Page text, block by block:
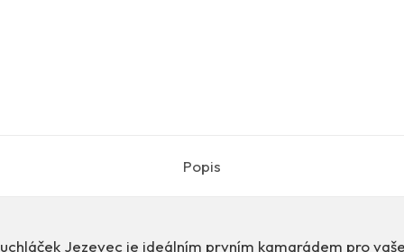
Popis
Jezevec je ideálním prvním kamarádem pro